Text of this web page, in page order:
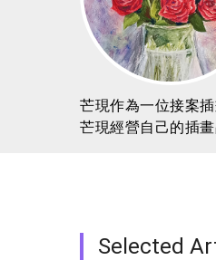
芒現作為一位接案
芒現經營自己的插
對芒現來說，藝術
在藝術的海洋中徜
Selected